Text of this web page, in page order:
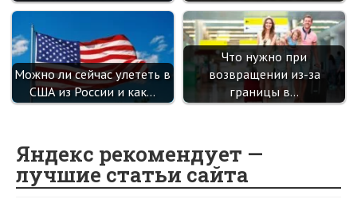
Можно ли сейчас улететь в
США из России и как…
Что нужно при
возвращении из-за
границы в…
Яндекс рекомендует —
лучшие статьи сайта